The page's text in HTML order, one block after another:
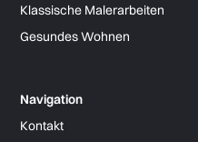
Klassische Malerarbeiten
Gesundes Wohnen
Navigation
Kontakt